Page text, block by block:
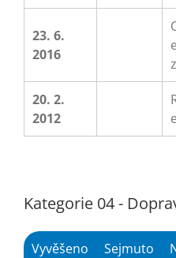
23. 6.
2016
20. 2.
2012
Kategorie 04 -
Vyvěšeno Sejmuto